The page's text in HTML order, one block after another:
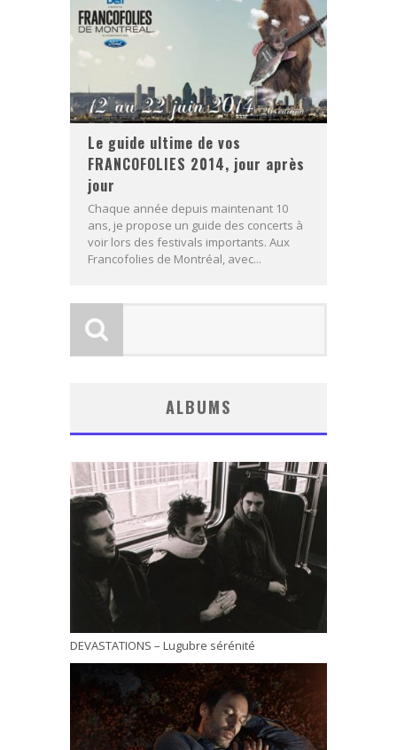
Le guide ultime de vos
FRANCOFOLIES 2014, jour après
jour
Chaque année depuis maintenant 10
ans, je propose un guide des concerts à
voir lors des festivals importants. Aux
Francofolies de Montréal, avec...
ALBUMS
DEVASTATIONS – Lugubre sérénité